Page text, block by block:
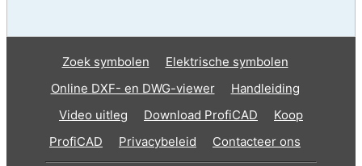
Zoek symbolen
Elektrische symbolen
Online DXF- en DWG-viewer
Handleiding
Video uitleg
Download ProfiCAD
Koop
ProfiCAD
Privacybeleid Contacteer ons